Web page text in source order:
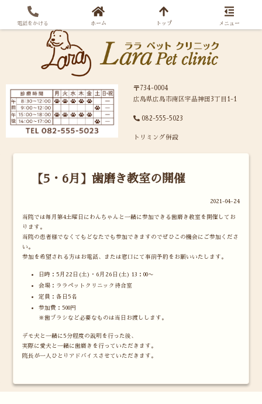
〒734-0004
広島県広島市南区宇品神田3丁目1-1
082-555-5023
トリミング併設
【5・6月】歯磨き教室の開催
2021-04-24
当院では毎月第4土曜日にわんちゃんと一緒に参加できる歯磨き教室を開催してお
ります。
当院の患者様でなくてもどなたでも参加できますのでぜひこの機会にご参加くださ
い。
参加を希望される方はお電話、または窓口にて事前予約をお願いいたします。
日時：5月22日(土)・6月26日(土) 13：00〜
会場：ララペットクリニック待合室
定員：各日5名
参加費：500円
※歯ブラシなど必要なものは当日お渡しします。
デモ犬と一緒に5分程度の説明を行った後、
実際に愛犬と一緒に歯磨きを行っていただきます。
院長が一人ひとりアドバイスさせていただきます。
電話をかける ホーム トップ メニュー